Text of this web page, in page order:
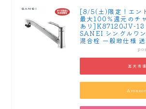
[8/5(土)限定！エン
最大100％還元のチ
あり]K87120JV-13
SANEI シングルワ
混合栓 一般地仕様
楽天市場
Amazon